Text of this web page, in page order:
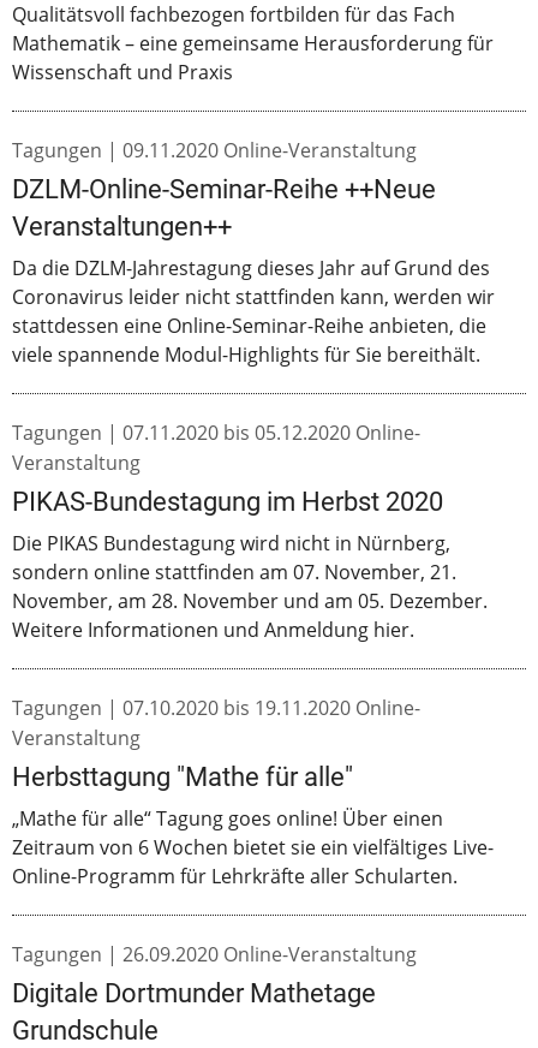
Qualitätsvoll fachbezogen fortbilden für das Fach
Mathematik – eine gemeinsame Herausforderung für
Wissenschaft und Praxis
Tagungen | 09.11.2020 Online-Veranstaltung
DZLM-Online-Seminar-Reihe ++Neue
Veranstaltungen++
Da die DZLM-Jahrestagung dieses Jahr auf Grund des
Coronavirus leider nicht stattfinden kann, werden wir
stattdessen eine Online-Seminar-Reihe anbieten, die
viele spannende Modul-Highlights für Sie bereithält.
Tagungen | 07.11.2020 bis 05.12.2020 Online-
Veranstaltung
PIKAS-Bundestagung im Herbst 2020
Die PIKAS Bundestagung wird nicht in Nürnberg,
sondern online stattfinden am 07. November, 21.
November, am 28. November und am 05. Dezember.
Weitere Informationen und Anmeldung hier.
Tagungen | 07.10.2020 bis 19.11.2020 Online-
Veranstaltung
Herbsttagung "Mathe für alle"
„Mathe für alle“ Tagung goes online! Über einen
Zeitraum von 6 Wochen bietet sie ein vielfältiges Live-
Online-Programm für Lehrkräfte aller Schularten.
Tagungen | 26.09.2020 Online-Veranstaltung
Digitale Dortmunder Mathetage
Grundschule